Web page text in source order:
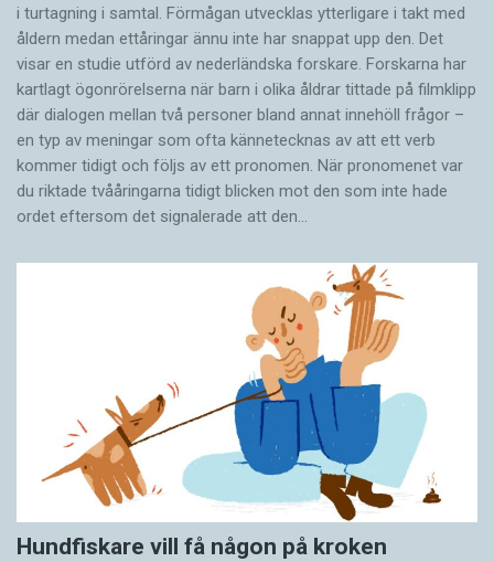
i turtagning i samtal. Förmågan utvecklas ytterligare i takt med
åldern medan ettåringar ännu inte har snappat upp den. Det
visar en studie utförd av nederländska forskare. Forskarna har
kartlagt ögonrörelserna när barn i olika åldrar tittade på filmklipp
där dialogen mellan två personer bland annat innehöll frågor –
en typ av meningar som ofta kännetecknas av att ett verb
kommer tidigt och följs av ett pronomen. När pronomenet var
du riktade tvååringarna tidigt blicken mot den som inte hade
ordet eftersom det ­signalerade att den…
Hundfiskare vill få någon på kroken